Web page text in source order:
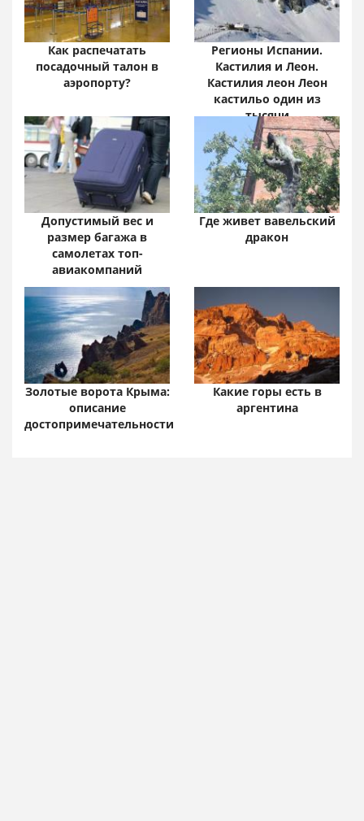
Как распечатать
посадочный талон в
аэропорту?
Регионы Испании.
Кастилия и Леон.
Кастилия леон Леон
кастильо один из
тысячи
Допустимый вес и
размер багажа в
самолетах топ-
авиакомпаний
Где живет вавельский
дракон
Золотые ворота Крыма:
описание
достопримечательности
Какие горы есть в
аргентина